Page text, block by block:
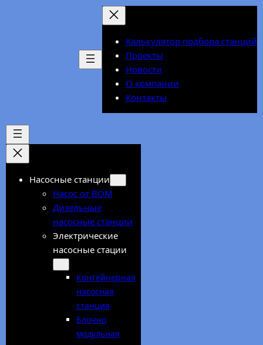
Калькулятор подбора станций
Проекты
Новости
О компании
Контакты
Насосные станции
Насос от ВОМ
Дизельные
насосные станции
Электрические
насосные стации
Контейнерная
насосная
станция
Блочно
модульная